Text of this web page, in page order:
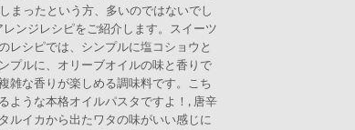
まったという方、多いのではないでし
ンジレシピをご紹介します。スイーツ
レシピでは、シンプルに塩コショウと
プルに、オリーブオイルの味と香りで
雑な香りが楽しめる調味料です。こち
ような本格オイルパスタですよ！, 唐辛
ルイカから出たワタの味がいい感じに